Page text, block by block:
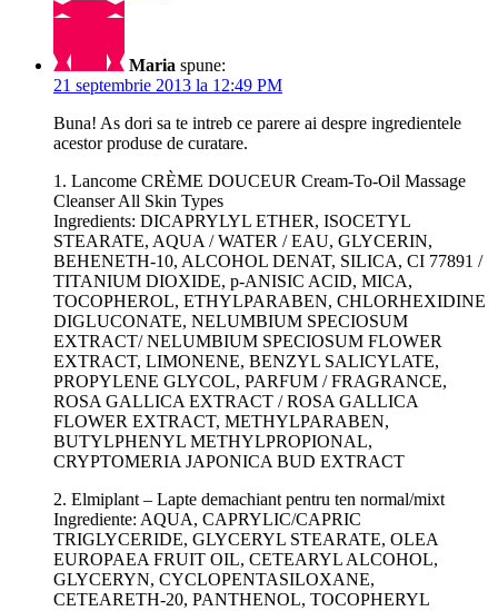
Maria spune:
21 septembrie 2013 la 12:49 PM
Buna! As dori sa te intreb ce parere ai despre ingredientele
acestor produse de curatare.
1. Lancome CRÈME DOUCEUR Cream-To-Oil Massage
Cleanser All Skin Types
Ingredients: DICAPRYLYL ETHER, ISOCETYL
STEARATE, AQUA / WATER / EAU, GLYCERIN,
BEHENETH-10, ALCOHOL DENAT, SILICA, CI 77891 /
TITANIUM DIOXIDE, p-ANISIC ACID, MICA,
TOCOPHEROL, ETHYLPARABEN, CHLORHEXIDINE
DIGLUCONATE, NELUMBIUM SPECIOSUM
EXTRACT/ NELUMBIUM SPECIOSUM FLOWER
EXTRACT, LIMONENE, BENZYL SALICYLATE,
PROPYLENE GLYCOL, PARFUM / FRAGRANCE,
ROSA GALLICA EXTRACT / ROSA GALLICA
FLOWER EXTRACT, METHYLPARABEN,
BUTYLPHENYL METHYLPROPIONAL,
CRYPTOMERIA JAPONICA BUD EXTRACT
2. Elmiplant – Lapte demachiant pentru ten normal/mixt
Ingrediente: AQUA, CAPRYLIC/CAPRIC
TRIGLYCERIDE, GLYCERYL STEARATE, OLEA
EUROPAEA FRUIT OIL, CETEARYL ALCOHOL,
GLYCERYN, CYCLOPENTASILOXANE,
CETEARETH-20, PANTHENOL, TOCOPHERYL